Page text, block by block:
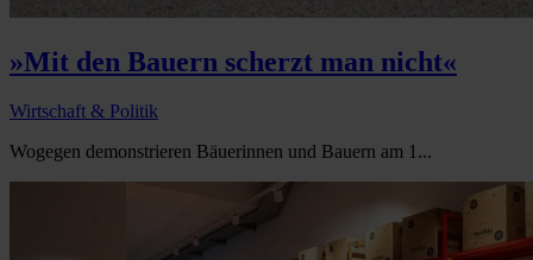
»Mit den Bauern scherzt man nicht«
Wirtschaft & Politik
Wogegen demonstrieren Bäuerinnen und Bauern am 1...